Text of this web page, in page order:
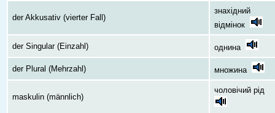
der Akkusativ (vierter Fall)
знахідний
відмінок
der Singular (Einzahl) однина
der Plural (Mehrzahl) множина
maskulin (männlich)
чоловічий рід